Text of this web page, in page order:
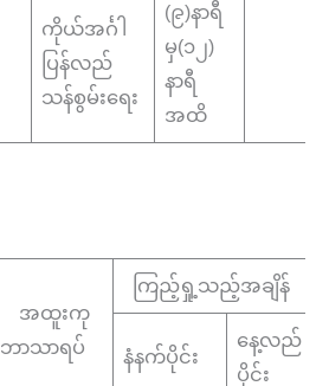
ကိုယ်အင်္ဂါ
ပြန်လည်
သန်စွမ်းရေး
(၉)နာရီ
မှ(၁၂)
နာရီ
အထိ
အထူးကု
ဘာသာရပ်
ကြည့်ရှု့သည့်အချိန်
နံနက်ပိုင်း
နေ့လည်
ပိုင်း